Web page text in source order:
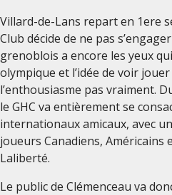
Villard-de-Lans repart en 1ere
Club décide de ne pas
grenoblois a encore les yeux
olympique et l’idée de voir
l’enthousiasme pas vraiment.
le GHC va entièrement se
internationaux amicaux, avec
joueurs Canadiens,
Laliberté.
Le public de Clémenceau va